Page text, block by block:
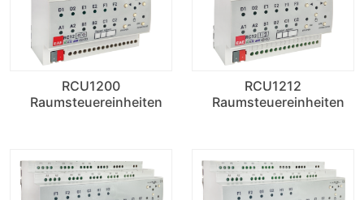
RCU1200
Raumsteuereinheiten
RCU1212
Raumsteuereinheiten